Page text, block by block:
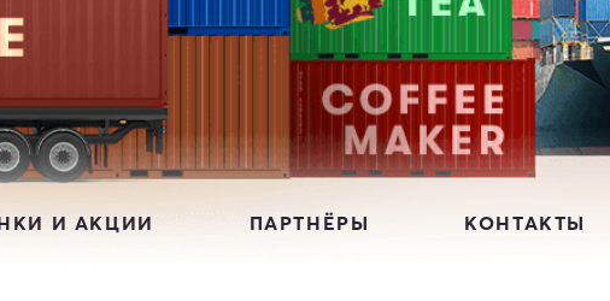
И АКЦИИ ПАРТНЁРЫ КОНТАКТЫ